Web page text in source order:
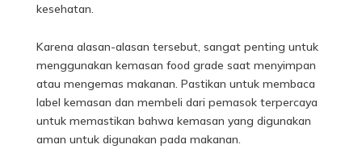
kesehatan.
Karena alasan-alasan tersebut, sangat penting untuk
menggunakan kemasan food grade saat menyimpan
atau mengemas makanan. Pastikan untuk membaca
label kemasan dan membeli dari pemasok terpercaya
untuk memastikan bahwa kemasan yang digunakan
aman untuk digunakan pada makanan.